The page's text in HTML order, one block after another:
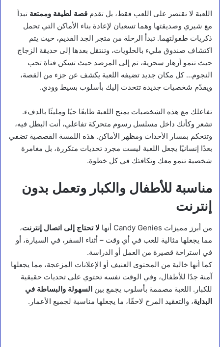
اللعبة لا تقتصر على اللعب فقط، بل تقدم قصة لطيفة وممتعة تبدأ
مع شيري وصديقتها وهما تسعيان لإعادة بناء الأماكن التي تحمل
ذكريات طفولتهما. تبدأ الرحلة من متجر الجد القديم، حيث يتم
اكتشاف صندوق مليء بالحلويات، وتنتقل بعدها إلى حديقة الزجاج
حيث تنمو أزهار سحرية، ثم إلى المرصد حيث تسكن فتاة تحب
النجوم… كل مكان جديد تضيفه اللعبة يكشف عن جزء من القصة،
ويقدّم شخصيات جديدة تتحدث إليك بأسلوب بسيط وودي.
تفاعلك مع هذه الشخصيات يمنح اللعبة طابعًا حيًا ومليئًا بالدفء.
تشعر وكأنك داخل مسلسل رسوم متحركة تفاعلي، أنت البطل فيه،
وتتحكم بمسار الأحداث ومظهر الأماكن. هذه اللمسة القصصية تضفي
بعدًا إنسانيًا يجعل اللعبة ليست مجرد تحديات متكررة، بل مغامرة
شخصية تنمو معك وتكافئك في كل خطوة.
مناسبة للأطفال والكبار وتعمل بدون
إنترنت
من أبرز مميزات Candy Genies أنها لا تحتاج إلى اتصال إنترنت،
مما يجعلها مثالية للعب في أي وقت – أثناء السفر، في السيارة، أو
في استراحة قصيرة من العمل أو الدراسة.
كما أنها خالية من المحتوى العنيف أو الإعلانات المزعجة، مما يجعلها
آمنة جدًا للأطفال، وفي الوقت نفسه تحتوي على تحديات حقيقية
للكبار. اللعبة مصممة بأسلوب يجمع بين السهولة والبساطة في
البداية، والتعقيد المرح لاحقًا، ما يجعلها مناسبة لجميع الأعمار.